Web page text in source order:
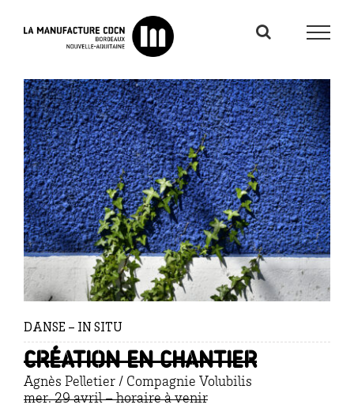
DANSE – IN SITU
Création en chantier
Agnès Pelletier / Compagnie Volubilis
mer. 29 avril – horaire à venir